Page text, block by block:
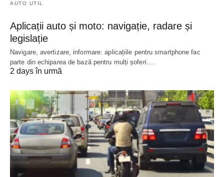
AUTO UTIL
Aplicații auto și moto: navigație, radare și
legislație
Navigare, avertizare, informare: aplicațiile pentru smartphone fac
parte din echiparea de bază pentru mulți șoferi.…
2 days în urmă